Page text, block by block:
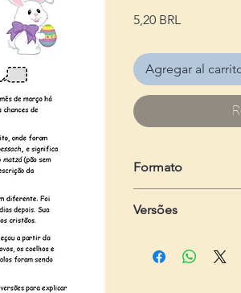
5,20 BRL
Agregar al
Formato
Dois arquivos em .pdf
Versões
- Do professor:
com